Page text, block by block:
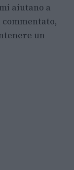
aiutano a
un